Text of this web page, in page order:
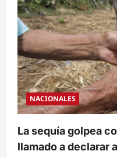
NACIONALES
La sequía golpea
llamado a declarar